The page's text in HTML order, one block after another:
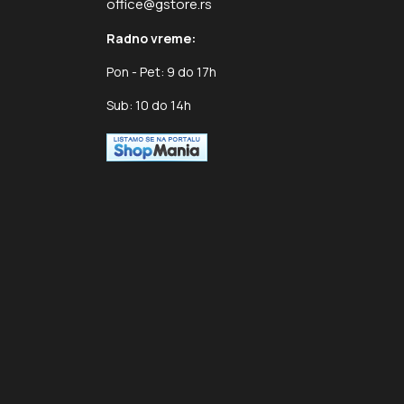
office@gstore.rs
Radno vreme:
Pon - Pet: 9 do 17h
Sub: 10 do 14h